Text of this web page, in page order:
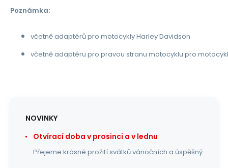
Poznámka:
včetně adaptérů pro motocykly Harley Davidson
včetně adaptéru pro pravou stranu motocyklu pro
NOVINKY
Otvírací doba v prosinci a v lednu
Přejeme krásné prožití svátků vánočních a úspěšný